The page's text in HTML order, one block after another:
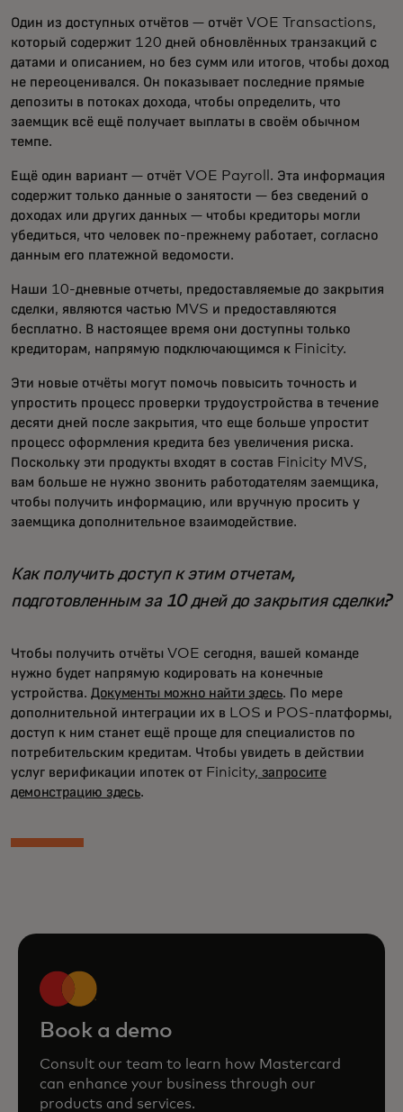
Один из доступных отчётов — отчёт VOE Transactions,
который содержит 120 дней обновлённых транзакций с
датами и описанием, но без сумм или итогов, чтобы доход
не переоценивался. Он показывает последние прямые
депозиты в потоках дохода, чтобы определить, что
заемщик всё ещё получает выплаты в своём обычном
темпе.
Ещё один вариант — отчёт VOE Payroll. Эта информация
содержит только данные о занятости — без сведений о
доходах или других данных — чтобы кредиторы могли
убедиться, что человек по-прежнему работает, согласно
данным его платежной ведомости.
Наши 10-дневные отчеты, предоставляемые до закрытия
сделки, являются частью MVS и предоставляются
бесплатно. В настоящее время они доступны только
кредиторам, напрямую подключающимся к Finicity.
Эти новые отчёты могут помочь повысить точность и
упростить процесс проверки трудоустройства в течение
десяти дней после закрытия, что еще больше упростит
процесс оформления кредита без увеличения риска.
Поскольку эти продукты входят в состав Finicity MVS,
вам больше не нужно звонить работодателям заемщика,
чтобы получить информацию, или вручную просить у
заемщика дополнительное взаимодействие.
Как получить доступ к этим отчетам,
подготовленным за 10 дней до закрытия сделки?
Чтобы получить отчёты VOE сегодня, вашей команде
нужно будет напрямую кодировать на конечные
устройства. Документы можно найти здесь. По мере
дополнительной интеграции их в LOS и POS-платформы,
доступ к ним станет ещё проще для специалистов по
потребительским кредитам. Чтобы увидеть в действии
услуг верификации ипотек от Finicity, запросите
демонстрацию здесь.
Book a demo
Consult our team to learn how Mastercard
can enhance your business through our
products and services.